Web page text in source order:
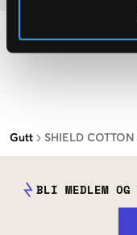
Gutt SHIELD
BLI MEDLEM